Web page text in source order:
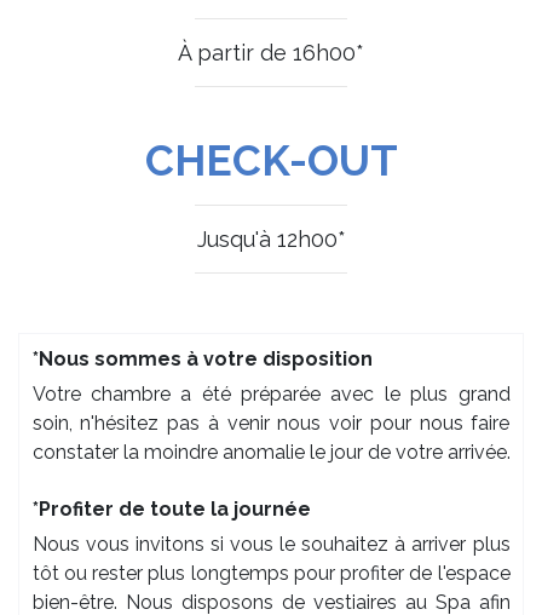
À partir de 16h00*
CHECK-OUT
Jusqu'à 12h00*
*Nous sommes à votre disposition
Votre chambre a été préparée avec le plus grand
soin, n'hésitez pas à venir nous voir pour nous faire
constater la moindre anomalie le jour de votre arrivée.
*Profiter de toute la journée
Nous vous invitons si vous le souhaitez à arriver plus
tôt ou rester plus longtemps pour profiter de l'espace
bien-être. Nous disposons de vestiaires au Spa afin